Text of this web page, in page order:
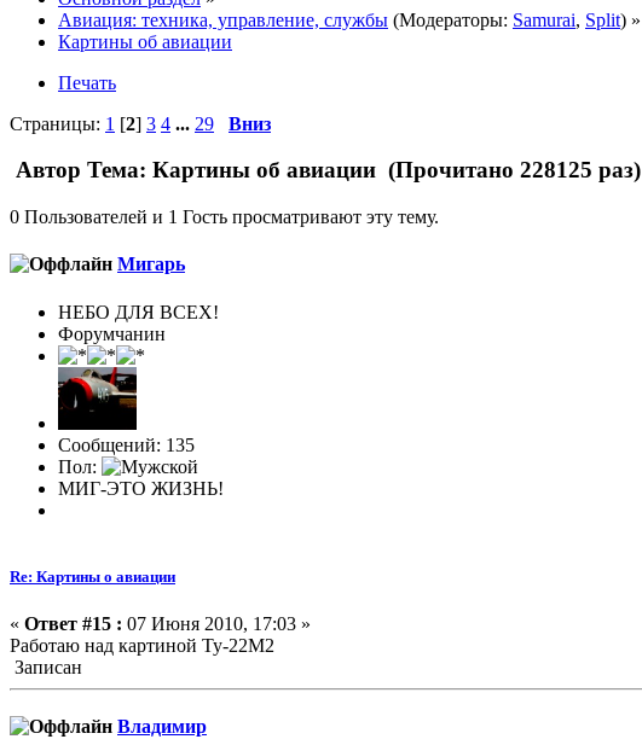
Авиация: техника, управление, службы (Модераторы: Samurai, Split) »
Картины об авиации
Печать
Страницы: 1 [2] 3 4 ... 29 Вниз
Автор Тема: Картины об авиации (Прочитано 228125 раз)
0 Пользователей и 1 Гость просматривают эту тему.
Мигарь
НЕБО ДЛЯ ВСЕХ!
Форумчанин
Сообщений: 135
Пол:
МИГ-ЭТО ЖИЗНЬ!
Re: Картины о авиации
« Ответ #15 : 07 Июня 2010, 17:03 »
Работаю над картиной Ту-22М2
Записан
Влaдимир